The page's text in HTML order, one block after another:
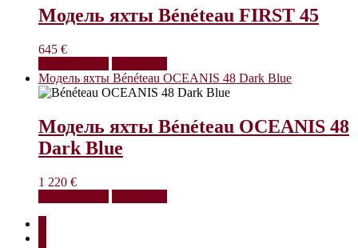
Модель яхты Bénéteau FIRST 45
645 €
Модель яхты Bénéteau OCEANIS 48 Dark Blue
Модель яхты Bénéteau OCEANIS 48
Dark Blue
1 220 €